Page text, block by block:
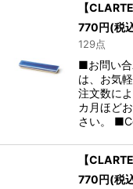
【
770円(税
129点
■お問い
は、お気
注文数に
カ月ほど
さい。
【
770円(税